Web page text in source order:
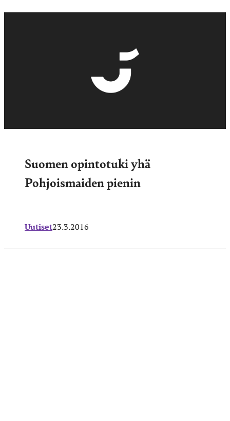
Suomen opintotuki yhä
Pohjoismaiden pienin
Uutiset23.3.2016